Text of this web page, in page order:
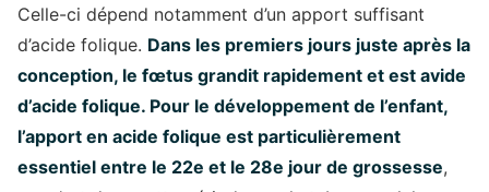
Celle-ci dépend notamment d’un apport suffisant
d’acide folique. Dans les premiers jours juste après la
conception, le fœtus grandit rapidement et est avide
d’acide folique. Pour le développement de l’enfant,
l’apport en acide folique est particulièrement
essentiel entre le 22e et le 28e jour de grossesse,